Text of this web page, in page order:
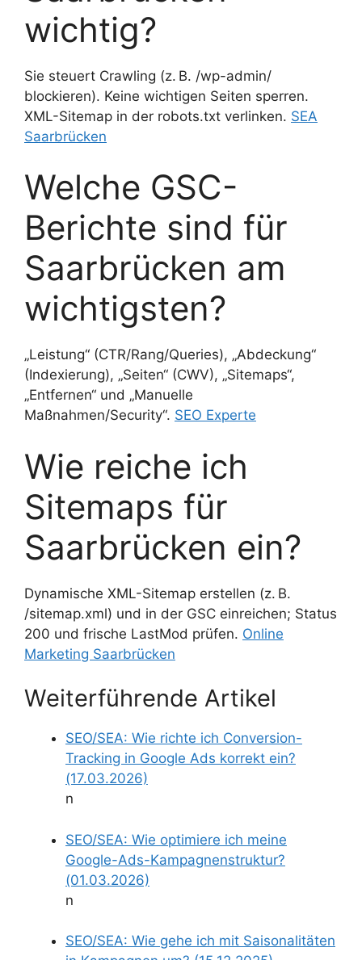
wichtig?
Sie steuert Crawling (z. B. /wp-admin/
blockieren). Keine wichtigen Seiten sperren.
XML-Sitemap in der robots.txt verlinken. SEA
Saarbrücken
Welche GSC-
Berichte sind für
Saarbrücken am
wichtigsten?
„Leistung“ (CTR/Rang/Queries), „Abdeckung“
(Indexierung), „Seiten“ (CWV), „Sitemaps“,
„Entfernen“ und „Manuelle
Maßnahmen/Security“. SEO Experte
Wie reiche ich
Sitemaps für
Saarbrücken ein?
Dynamische XML-Sitemap erstellen (z. B.
/sitemap.xml) und in der GSC einreichen; Status
200 und frische LastMod prüfen. Online
Marketing Saarbrücken
Weiterführende Artikel
SEO/SEA: Wie richte ich Conversion-
Tracking in Google Ads korrekt ein?
(17.03.2026)
n
SEO/SEA: Wie optimiere ich meine
Google-Ads-Kampagnenstruktur?
(01.03.2026)
n
SEO/SEA: Wie gehe ich mit Saisonalitäten